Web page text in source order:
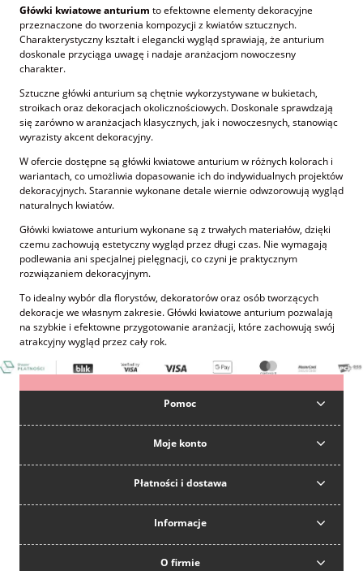
Główki kwiatowe anturium to efektowne elementy dekoracyjne
przeznaczone do tworzenia kompozycji z kwiatów sztucznych.
Charakterystyczny kształt i elegancki wygląd sprawiają, że anturium
doskonale przyciąga uwagę i nadaje aranżacjom nowoczesny
charakter.
Sztuczne główki anturium są chętnie wykorzystywane w bukietach,
stroikach oraz dekoracjach okolicznościowych. Doskonale sprawdzają
się zarówno w aranżacjach klasycznych, jak i nowoczesnych, stanowiąc
wyrazisty akcent dekoracyjny.
W ofercie dostępne są główki kwiatowe anturium w różnych kolorach i
wariantach, co umożliwia dopasowanie ich do indywidualnych projektów
dekoracyjnych. Starannie wykonane detale wiernie odwzorowują wygląd
naturalnych kwiatów.
Główki kwiatowe anturium wykonane są z trwałych materiałów, dzięki
czemu zachowują estetyczny wygląd przez długi czas. Nie wymagają
podlewania ani specjalnej pielęgnacji, co czyni je praktycznym
rozwiązaniem dekoracyjnym.
To idealny wybór dla florystów, dekoratorów oraz osób tworzących
dekoracje we własnym zakresie. Główki kwiatowe anturium pozwalają
na szybkie i efektowne przygotowanie aranżacji, które zachowują swój
atrakcyjny wygląd przez cały rok.
Pomoc
Moje konto
Płatności i dostawa
Informacje
O firmie